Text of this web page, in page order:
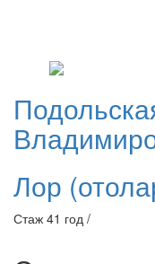
Лор
Стаж 41 год /